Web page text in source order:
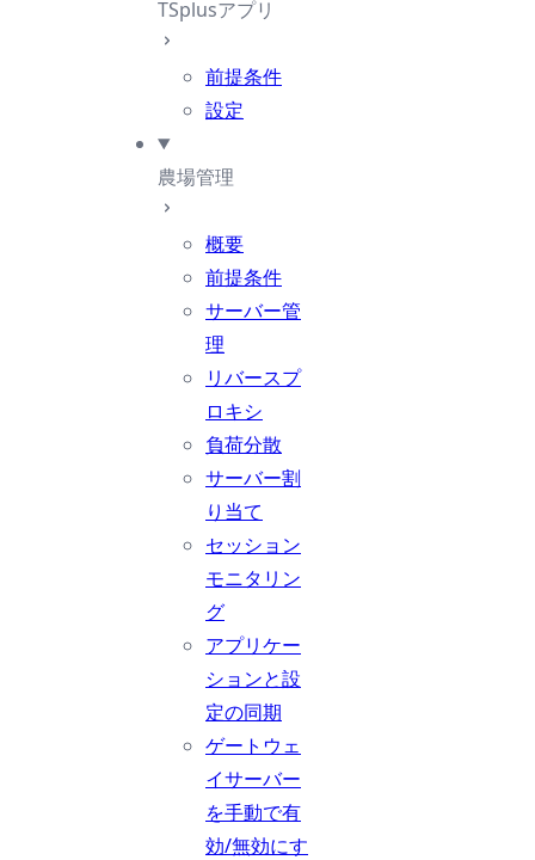
TSplusアプリ
前提条件
設定
農場管理
概要
前提条件
サーバー管
理
リバースプ
ロキシ
負荷分散
サーバー割
り当て
セッション
モニタリン
グ
アプリケー
ションと設
定の同期
ゲートウェ
イサーバー
を手動で有
効/無効にす